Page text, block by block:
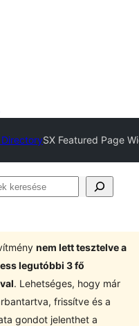
SX Featured Page
nem lett tesztelve a
legutóbbi 3 fő
. Lehetséges, hogy már
frissítve és a
gondot jelenthet a